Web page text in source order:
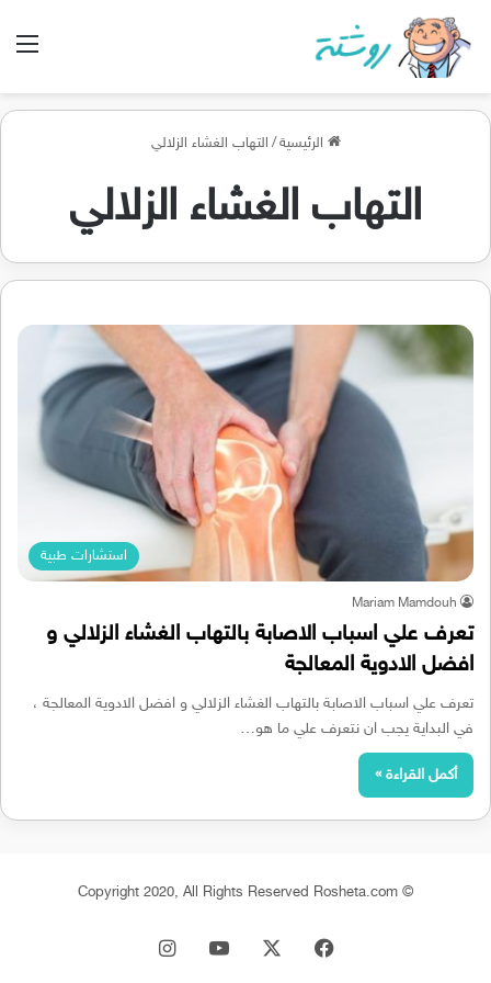
الرئيسية / التهاب الغشاء الزلالي
التهاب الغشاء الزلالي
استشارات طبية
Mariam Mamdouh
تعرف علي اسباب الاصابة بالتهاب الغشاء الزلالي و
افضل الادوية المعالجة
تعرف علي اسباب الاصابة بالتهاب الغشاء الزلالي و افضل الادوية المعالجة ،
في البداية يجب ان نتعرف علي ما هو…
أكمل القراءة »
© Copyright 2020, All Rights Reserved Rosheta.com
فيسبوك ‫YouTube